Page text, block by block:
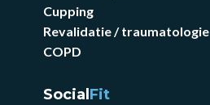
Cupping
Revalidatie / traumatologie
COPD
Social Fit